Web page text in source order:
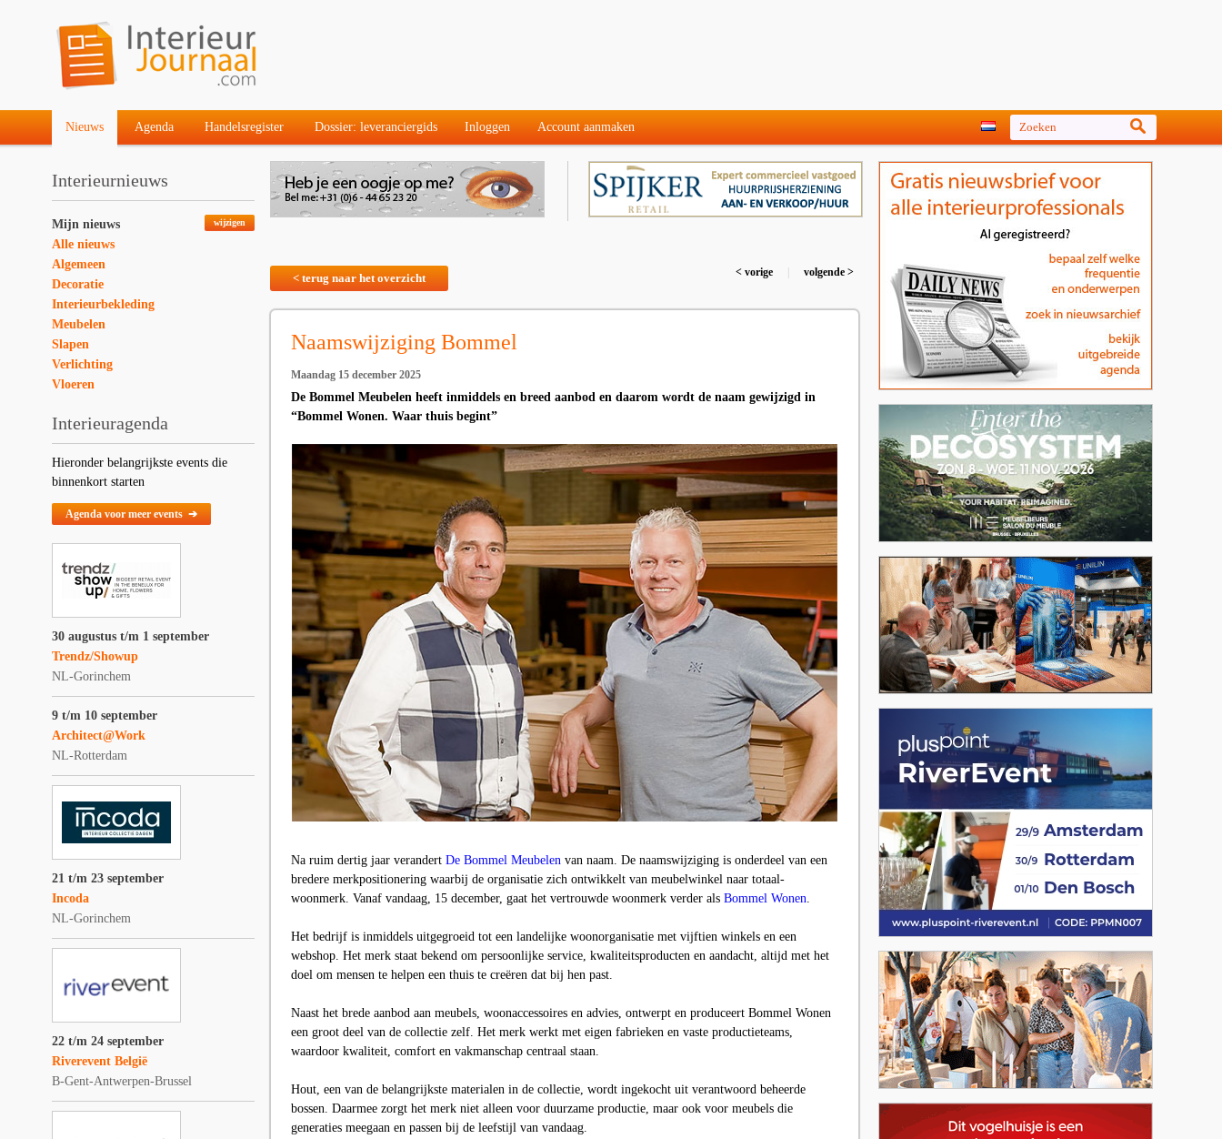
Nieuws Agenda Handelsregister Dossier: leveranciergids Inloggen Account aanmaken
Interieurnieuws
wijzigen
Mijn nieuws
Alle nieuws
Algemeen
Decoratie
Interieurbekleding
Meubelen
Slapen
Verlichting
Vloeren
Interieuragenda
Hieronder belangrijkste events die
binnenkort starten
Agenda voor meer events ➔
30 augustus t/m 1 september
Trendz/Showup
NL-Gorinchem
9 t/m 10 september
Architect@Work
NL-Rotterdam
21 t/m 23 september
Incoda
NL-Gorinchem
22 t/m 24 september
Riverevent België
B-Gent-Antwerpen-Brussel
< terug naar het overzicht < vorige volgende >
Naamswijziging Bommel
Maandag 15 december 2025
De Bommel Meubelen heeft inmiddels en breed aanbod en daarom wordt de naam gewijzigd in
“Bommel Wonen. Waar thuis begint”
Na ruim dertig jaar verandert De Bommel Meubelen van naam. De naamswijziging is onderdeel van een
bredere merkpositionering waarbij de organisatie zich ontwikkelt van meubelwinkel naar totaal-
woonmerk. Vanaf vandaag, 15 december, gaat het vertrouwde woonmerk verder als Bommel Wonen.
Het bedrijf is inmiddels uitgegroeid tot een landelijke woonorganisatie met vijftien winkels en een
webshop. Het merk staat bekend om persoonlijke service, kwaliteitsproducten en aandacht, altijd met het
doel om mensen te helpen een thuis te creëren dat bij hen past.
Naast het brede aanbod aan meubels, woonaccessoires en advies, ontwerpt en produceert Bommel Wonen
een groot deel van de collectie zelf. Het merk werkt met eigen fabrieken en vaste productieteams,
waardoor kwaliteit, comfort en vakmanschap centraal staan.
Hout, een van de belangrijkste materialen in de collectie, wordt ingekocht uit verantwoord beheerde
bossen. Daarmee zorgt het merk niet alleen voor duurzame productie, maar ook voor meubels die
generaties meegaan en passen bij de leefstijl van vandaag.